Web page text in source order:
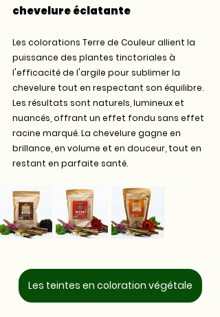
chevelure éclatante
Les colorations Terre de Couleur allient la
puissance des plantes tinctoriales à
l'efficacité de l'argile pour sublimer la
chevelure tout en respectant son équilibre.
Les résultats sont naturels, lumineux et
nuancés, offrant un effet fondu sans effet
racine marqué. La chevelure gagne en
brillance, en volume et en douceur, tout en
restant en parfaite santé.
Les teintes en coloration végétale